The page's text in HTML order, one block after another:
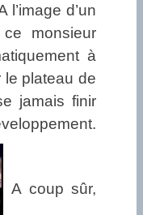
d’un
monsieur
à
le plateau de
jamais finir
A coup sûr,